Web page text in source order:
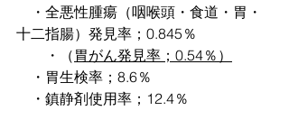
・全悪性腫瘍（咽喉頭・食道・胃・
十二指腸）発見率；0.845％
・（ 胃がん発見率；0.54％）
・胃生検率；8.6％
・鎮静剤使用率；12.4％